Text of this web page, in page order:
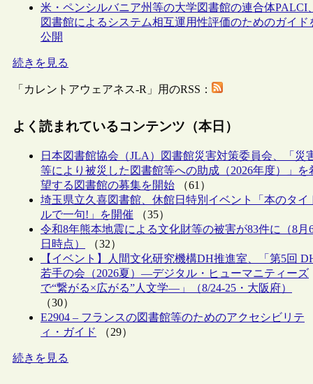
米・ペンシルバニア州等の大学図書館の連合体PALCI、
図書館によるシステム相互運用性評価のためのガイド
公開
続きを見る
「カレントアウェアネス-R」用のRSS：
よく読まれているコンテンツ（本日）
日本図書館協会（JLA）図書館災害対策委員会、「災
等により被災した図書館等への助成（2026年度）」を
望する図書館の募集を開始 （61）
埼玉県立久喜図書館、休館日特別イベント「本のタイ
ルで一句!」を開催 （35）
令和8年熊本地震による文化財等の被害が83件に（8月
日時点）
（32）
【イベント】人間文化研究機構DH推進室、「第5回
若手の会（2026夏）―デジタル・ヒューマニティーズ
で“繋がる×広がる”人文学―」（8/24-25・大阪府）
（30）
E2904 – フランスの図書館等のためのアクセシビリテ
ィ・ガイド
（29）
続きを見る